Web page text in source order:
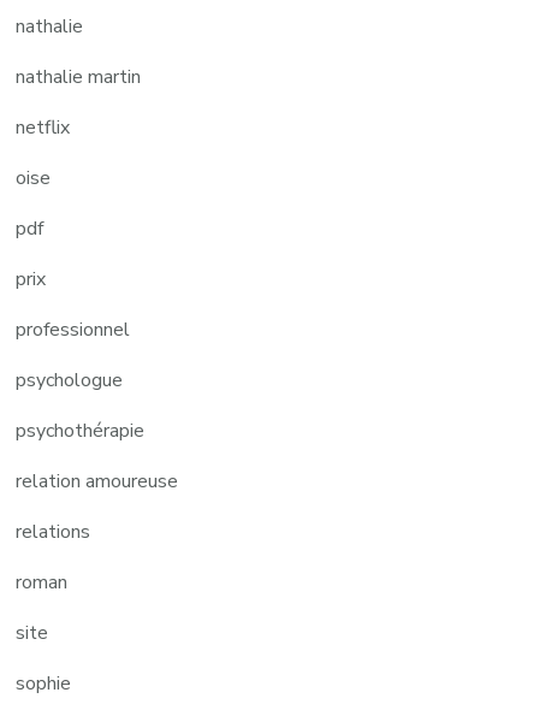
nathalie
nathalie martin
netflix
oise
pdf
prix
professionnel
psychologue
psychothérapie
relation amoureuse
relations
roman
site
sophie